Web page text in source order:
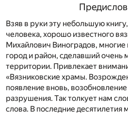
Взяв в руки эту небольшую
человека, хорошо известного
Михайлович Виноградов, многие
город и район, сделавший очень
территории. Привлекает
«Вязниковские храмы.
появление вновь,
разрушения. Так толкует нам
слова. В последние десятилетия